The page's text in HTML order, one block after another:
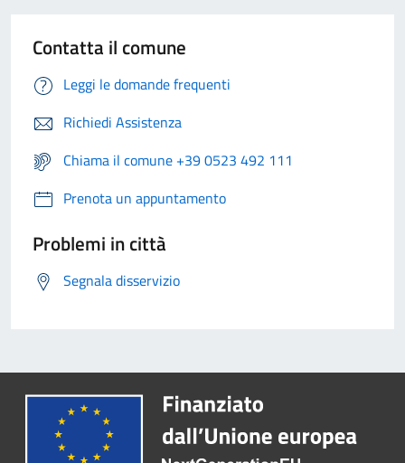
Contatta il comune
Leggi le domande frequenti
Richiedi Assistenza
Chiama il comune +39 0523 492 111
Prenota un appuntamento
Problemi in città
Segnala disservizio